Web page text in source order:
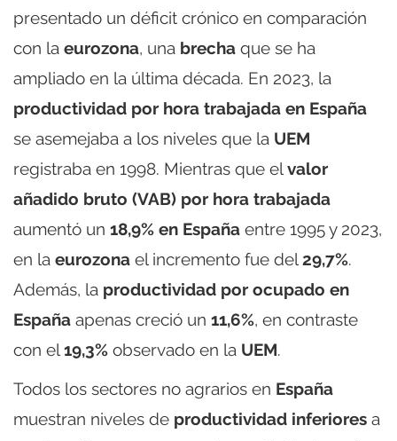
presentado un déficit crónico en comparación
con la eurozona, una brecha que se ha
ampliado en la última década. En 2023, la
productividad por hora trabajada en España
se asemejaba a los niveles que la UEM
registraba en 1998. Mientras que elvalor
añadido bruto (VAB) por hora trabajada
aumentó un 18,9% en España entre 1995 y 2023,
en la eurozona el incremento fue del29,7%.
Además, la productividad por ocupado en
España apenas creció un 11,6%, en contraste
con el19,3% observado en la UEM.
Todos los sectores no agrarios en España
muestran niveles de productividad inferiores a